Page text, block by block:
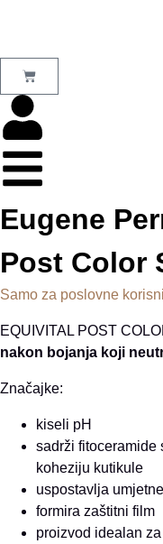
Eugene
Post Color
Samo za poslovne
EQUIVITAL POST
nakon bojanja koji
Značajke:
kiseli pH
sadrži fitoceramide
koheziju kutikule
uspostavlja
formira zaštitni film
proizvod idealan